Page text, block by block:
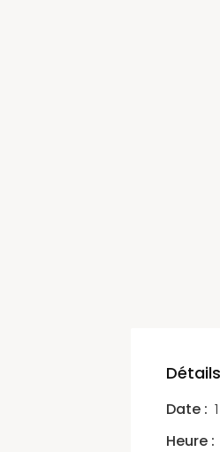
Détails
Date :
Heure :